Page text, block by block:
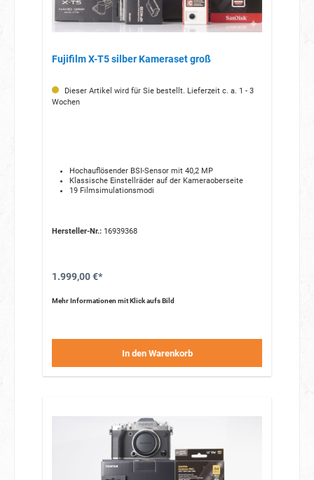
Fujifilm X-T5 silber Kameraset groß
Dieser Artikel wird für Sie bestellt. Lieferzeit c. a. 1 - 3
Wochen
Hochauflösender BSI-Sensor mit 40,2 MP
Klassische Einstellräder auf der Kameraoberseite
19 Filmsimulationsmodi
Hersteller-Nr.:16939368
1.999,00 €*
Mehr Informationen mit Klick aufs Bild
In den Warenkorb